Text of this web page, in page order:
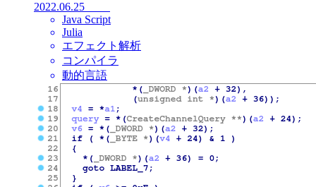
2022.06.25
Java Script
Julia
エフェクト解析
コンパイラ
動的言語